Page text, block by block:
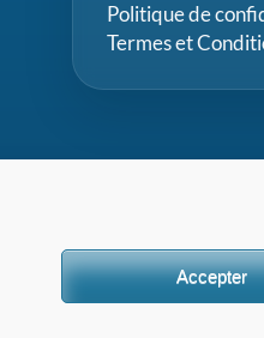
Accepter
Politique de
Termes et